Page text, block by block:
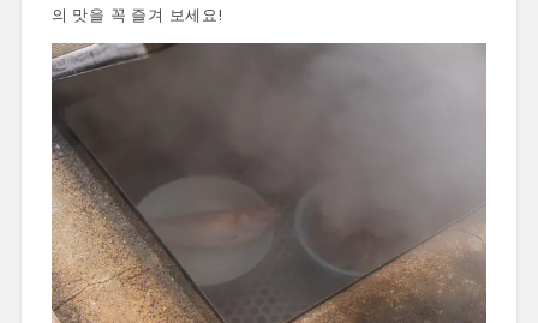
의 맛을 꼭 즐겨 보세요!